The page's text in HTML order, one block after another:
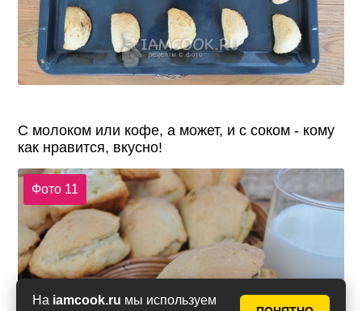
На iamcook.ru мы используем
С молоком или кофе, а может, и с соком - кому
как нравится, вкусно!
Фото 11